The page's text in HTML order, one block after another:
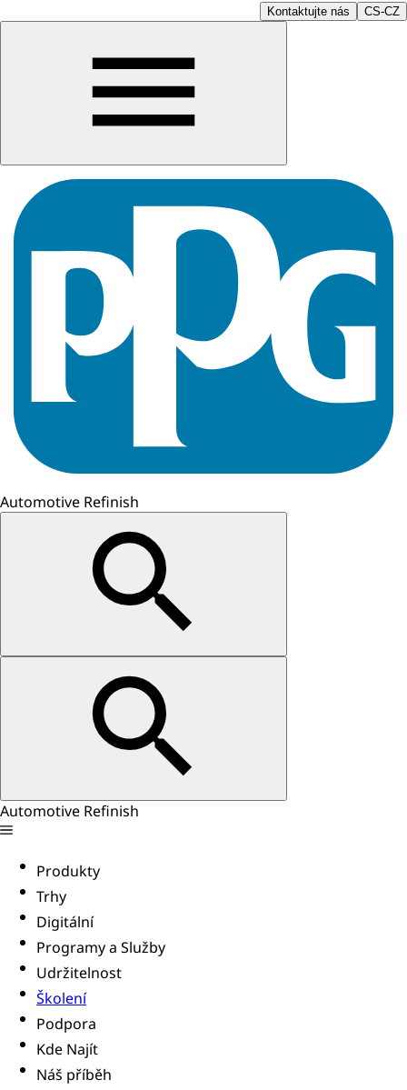
Kontaktujte nás CS-CZ
Automotive Refinish
Automotive Refinish
Produkty
Trhy
Digitální
Programy a Služby
Udržitelnost
Školení
Podpora
Kde Najít
Náš příběh